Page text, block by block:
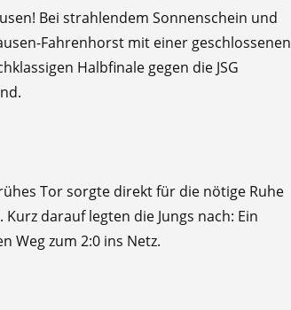
Bei strahlendem Sonnenschein und
Fahrenhorst mit einer geschlossenen
Halbfinale gegen die JSG
Tor sorgte direkt für die nötige Ruhe
darauf legten die Jungs nach: Ein
Weg zum 2:0 ins Netz.